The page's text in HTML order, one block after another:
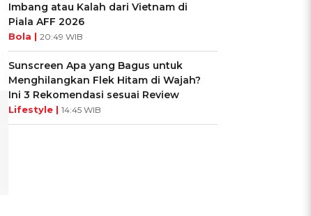
Imbang atau Kalah dari Vietnam di
Piala AFF 2026
Bola | 20:49 WIB
Sunscreen Apa yang Bagus untuk
Menghilangkan Flek Hitam di Wajah?
Ini 3 Rekomendasi sesuai Review
Lifestyle | 14:45 WIB